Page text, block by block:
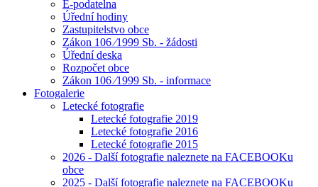
E-podatelna
Úřední hodiny
Zastupitelstvo obce
Zákon 106 ⁄1999 Sb. - žádosti
Úřední deska
Rozpočet obce
Zákon 106 ⁄1999 Sb. - informace
Fotogalerie
Letecké fotografie
Letecké fotografie 2019
Letecké fotografie 2016
Letecké fotografie 2015
2026 - Další fotografie naleznete na FACEBOOKu
obce
2025 - Další fotografie naleznete na FACEBOOKu